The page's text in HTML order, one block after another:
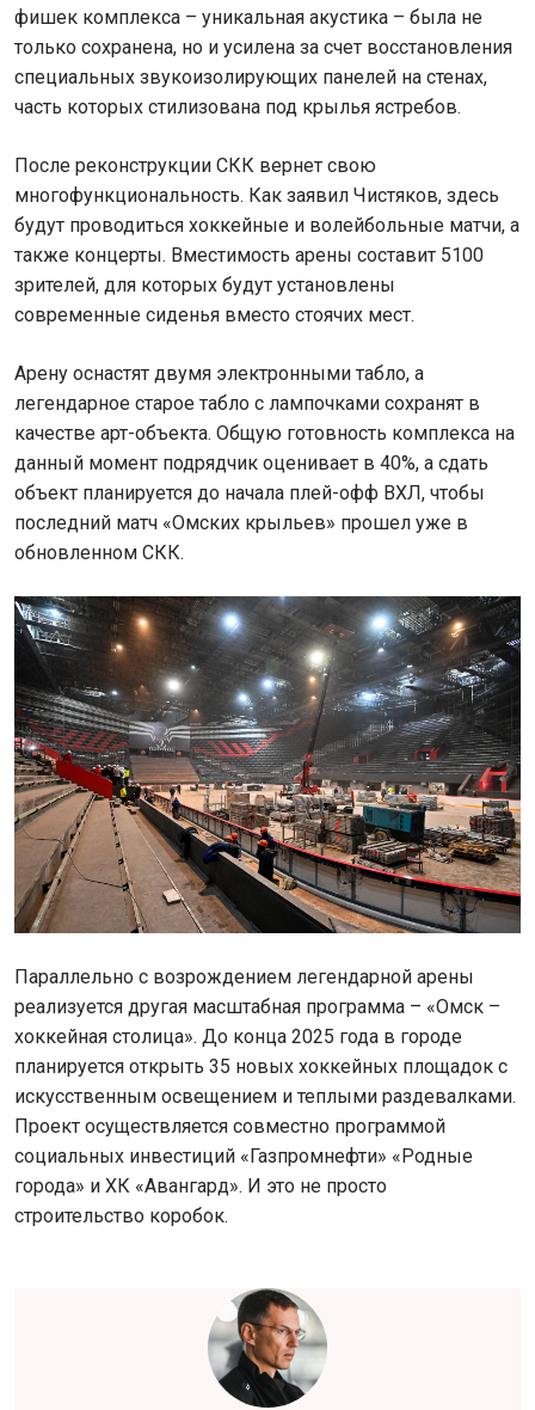
фишек комплекса – уникальная акустика – была не
только сохранена, но и усилена за счет восстановления
специальных звукоизолирующих панелей на стенах,
часть которых стилизована под крылья ястребов.
После реконструкции СКК вернет свою
многофункциональность. Как заявил Чистяков, здесь
будут проводиться хоккейные и волейбольные матчи, а
также концерты. Вместимость арены составит 5100
зрителей, для которых будут установлены
современные сиденья вместо стоячих мест.
Арену оснастят двумя электронными табло, а
легендарное старое табло с лампочками сохранят в
качестве арт-объекта. Общую готовность комплекса на
данный момент подрядчик оценивает в 40%, а сдать
объект планируется до начала плей-офф ВХЛ, чтобы
последний матч «Омских крыльев» прошел уже в
обновленном СКК.
Параллельно с возрождением легендарной арены
реализуется другая масштабная программа – «Омск –
хоккейная столица». До конца 2025 года в городе
планируется открыть 35 новых хоккейных площадок с
искусственным освещением и теплыми раздевалками.
Проект осуществляется совместно программой
социальных инвестиций «Газпромнефти» «Родные
города» и ХК «Авангард». И это не просто
строительство коробок.